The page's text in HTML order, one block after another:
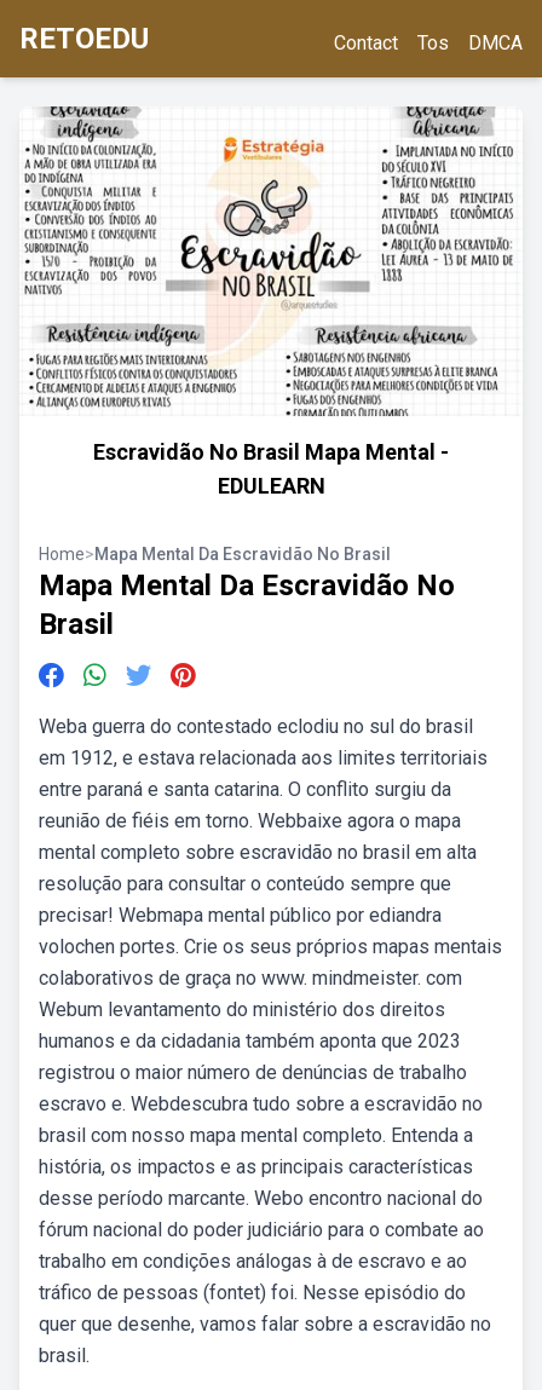
RETOEDU Contact Tos DMCA
Escravidão No Brasil Mapa Mental -
EDULEARN
Home>Mapa Mental Da Escravidão No Brasil
Mapa Mental Da Escravidão No
Brasil
Weba guerra do contestado eclodiu no sul do brasil
em 1912, e estava relacionada aos limites territoriais
entre paraná e santa catarina. O conflito surgiu da
reunião de fiéis em torno. Webbaixe agora o mapa
mental completo sobre escravidão no brasil em alta
resolução para consultar o conteúdo sempre que
precisar! Webmapa mental público por ediandra
volochen portes. Crie os seus próprios mapas mentais
colaborativos de graça no www. mindmeister. com
Webum levantamento do ministério dos direitos
humanos e da cidadania também aponta que 2023
registrou o maior número de denúncias de trabalho
escravo e. Webdescubra tudo sobre a escravidão no
brasil com nosso mapa mental completo. Entenda a
história, os impactos e as principais características
desse período marcante. Webo encontro nacional do
fórum nacional do poder judiciário para o combate ao
trabalho em condições análogas à de escravo e ao
tráfico de pessoas (fontet) foi. Nesse episódio do
quer que desenhe, vamos falar sobre a escravidão no
brasil.